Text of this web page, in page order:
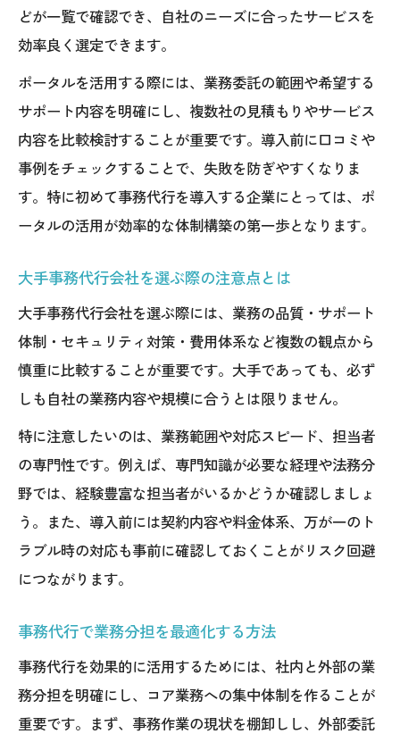
どが一覧で確認でき、自社のニーズに合ったサービスを
効率良く選定できます。
ポータルを活用する際には、業務委託の範囲や希望する
サポート内容を明確にし、複数社の見積もりやサービス
内容を比較検討することが重要です。導入前に口コミや
事例をチェックすることで、失敗を防ぎやすくなりま
す。特に初めて事務代行を導入する企業にとっては、ポ
ータルの活用が効率的な体制構築の第一歩となります。
大手事務代行会社を選ぶ際の注意点とは
大手事務代行会社を選ぶ際には、業務の品質・サポート
体制・セキュリティ対策・費用体系など複数の観点から
慎重に比較することが重要です。大手であっても、必ず
しも自社の業務内容や規模に合うとは限りません。
特に注意したいのは、業務範囲や対応スピード、担当者
の専門性です。例えば、専門知識が必要な経理や法務分
野では、経験豊富な担当者がいるかどうか確認しましょ
う。また、導入前には契約内容や料金体系、万が一のト
ラブル時の対応も事前に確認しておくことがリスク回避
につながります。
事務代行で業務分担を最適化する方法
事務代行を効果的に活用するためには、社内と外部の業
務分担を明確にし、コア業務への集中体制を作ることが
重要です。まず、事務作業の現状を棚卸しし、外部委託